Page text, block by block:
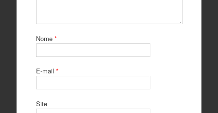
Nome *
E-mail *
Site